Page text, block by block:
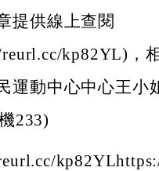
提供線上查閱
kp82YL)，
運動中心中心王小
233)